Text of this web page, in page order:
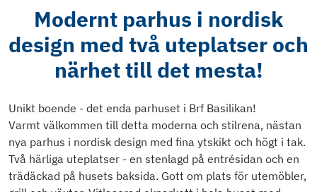
Modernt parhus i nordisk
design med två uteplatser och
närhet till det mesta!
Unikt boende - det enda parhuset i Brf Basilikan!
Varmt välkommen till detta moderna och stilrena, nästan
nya parhus i nordisk design med fina ytskikt och högt i tak.
Två härliga uteplatser - en stenlagd på entrésidan och en
trädäckad på husets baksida. Gott om plats för utemöbler,